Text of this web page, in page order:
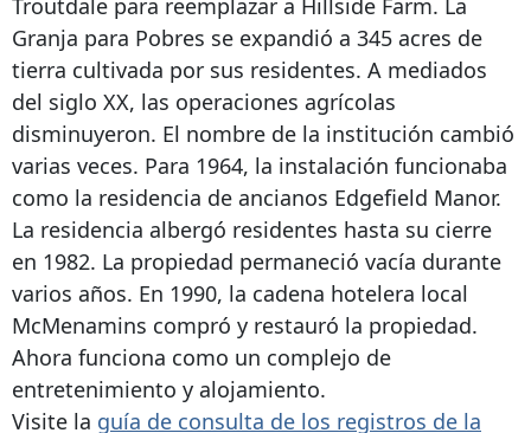
Troutdale para reemplazar a Hillside Farm. La
Granja para Pobres se expandió a 345 acres de
tierra cultivada por sus residentes. A mediados
del siglo XX, las operaciones agrícolas
disminuyeron. El nombre de la institución cambió
varias veces. Para 1964, la instalación funcionaba
como la residencia de ancianos Edgefield Manor.
La residencia albergó residentes hasta su cierre
en 1982. La propiedad permaneció vacía durante
varios años. En 1990, la cadena hotelera local
McMenamins compró y restauró la propiedad.
Ahora funciona como un complejo de
entretenimiento y alojamiento.
Visite la guía de consulta de los registros de la